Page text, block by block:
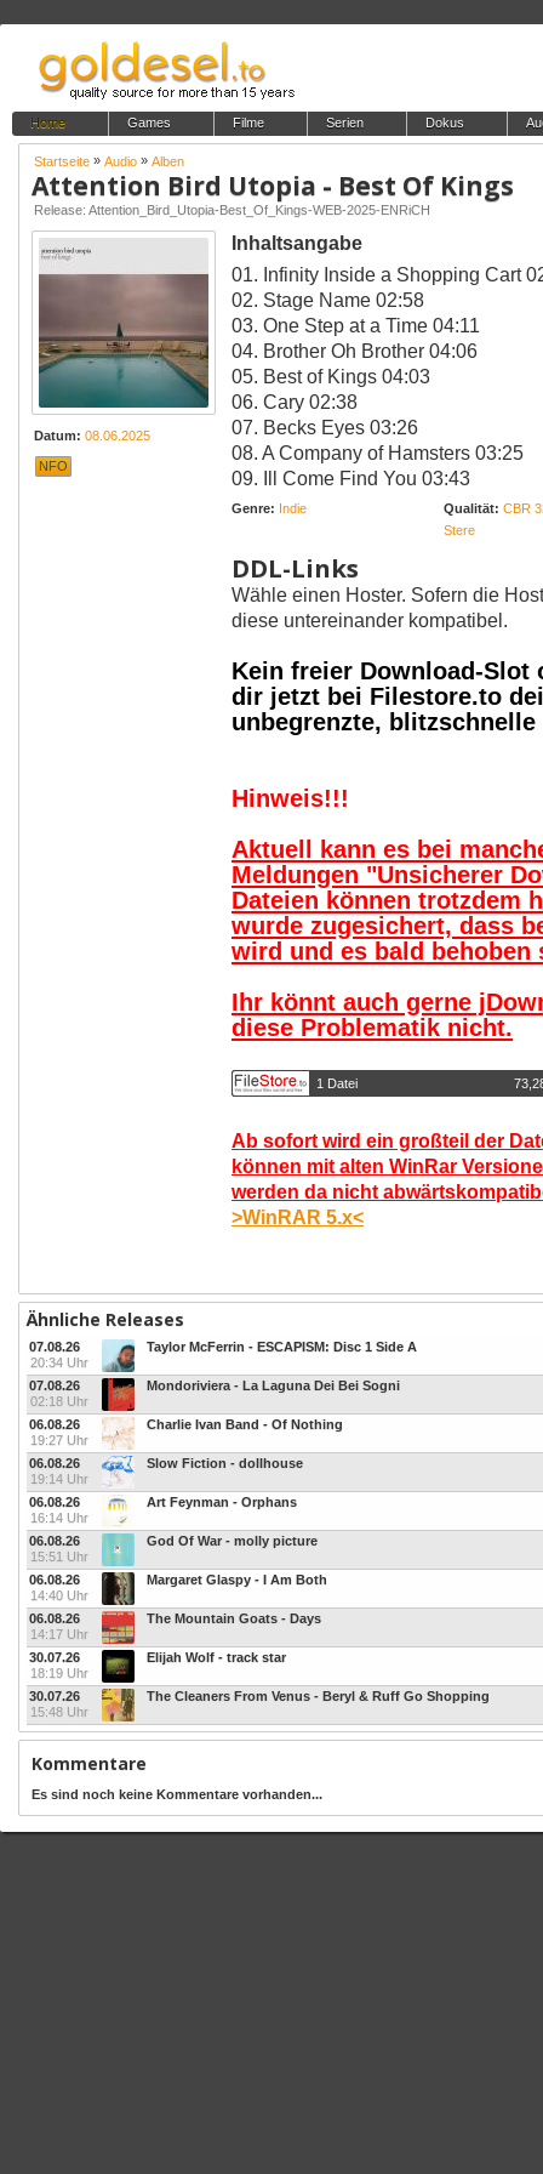
Home Games Filme Serien Dokus
Startseite » Audio » Alben
Attention Bird Utopia - Best Of Kings
Release: Attention_Bird_Utopia-Best_Of_Kings-WEB-2025-ENRiCH
Datum: 08.06.2025
NFO
Inhaltsangabe
01. Infinity Inside a Shopping Cart
02. Stage Name 02:58
03. One Step at a Time 04:11
04. Brother Oh Brother 04:06
05. Best of Kings 04:03
06. Cary 02:38
07. Becks Eyes 03:26
08. A Company of Hamsters 03:25
09. Ill Come Find You 03:43
Genre: Indie Qualität: CBR
Stere
DDL-Links
Wähle einen Hoster. Sofern die
diese untereinander kompatibel.
Kein freier Download-Slot
dir jetzt bei Filestore.to
unbegrenzte,
Hinweis!!!
Aktuell kann es bei
Meldungen "Unsicherer
Dateien können trotzdem
wurde zugesichert, dass
wird und es bald behoben
Ihr könnt auch gerne
diese Problematik nicht.
1 Datei
Ab sofort wird ein großteil der
können mit alten WinRar
werden da nicht
>WinRAR 5.x<
Ähnliche Releases
07.08.26
20:34 Uhr
Taylor McFerrin - ESCAPISM: Disc 1 Side A
07.08.26
02:18 Uhr
Mondoriviera - La Laguna Dei Bei Sogni
06.08.26
19:27 Uhr
Charlie Ivan Band - Of Nothing
06.08.26
19:14 Uhr
Slow Fiction - dollhouse
06.08.26
16:14 Uhr
Art Feynman - Orphans
06.08.26
15:51 Uhr
God Of War - molly picture
06.08.26
14:40 Uhr
Margaret Glaspy - I Am Both
06.08.26
14:17 Uhr
The Mountain Goats - Days
30.07.26
18:19 Uhr
Elijah Wolf - track star
30.07.26
15:48 Uhr
The Cleaners From Venus - Beryl & Ruff Go Shopping
Kommentare
Es sind noch keine Kommentare vorhanden...